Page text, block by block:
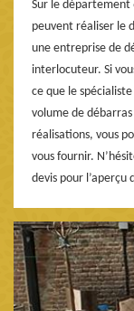
Sur le département
peuvent réaliser le
une entreprise de
interlocuteur. Si
ce que le
volume de
réalisations, vous
vous fournir.
devis pour l’aperçu